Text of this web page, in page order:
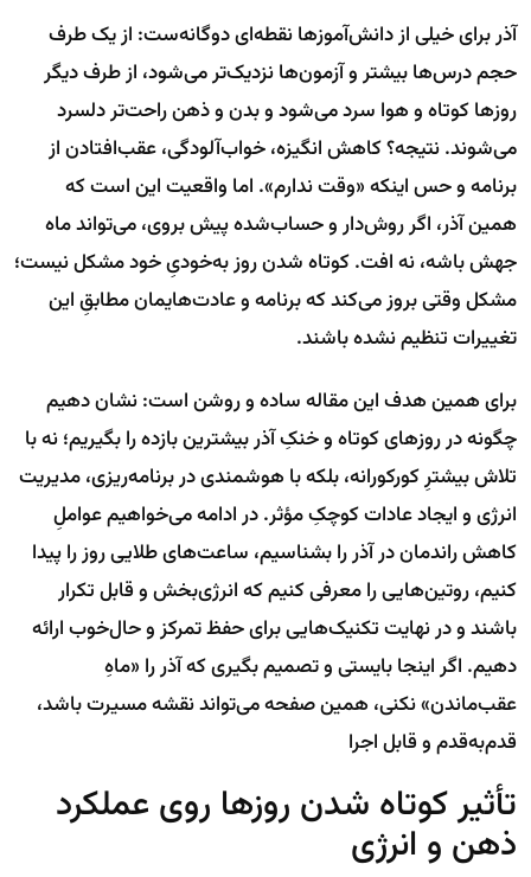
آذر برای خیلی از دانش‌آموزها نقطه‌ای دوگانه‌ست: از یک طرف
حجم درس‌ها بیشتر و آزمون‌ها نزدیک‌تر می‌شود، از طرف دیگر
روزها کوتاه و هوا سرد می‌شود و بدن و ذهن راحت‌تر دلسرد
می‌شوند. نتیجه؟ کاهش انگیزه، خواب‌آلودگی، عقب‌افتادن از
برنامه و حس اینکه «وقت ندارم». اما واقعیت این است که
همین آذر، اگر روش‌دار و حساب‌شده پیش بروی، می‌تواند ماه
جهش باشه، نه افت. کوتاه شدن روز به‌خودیِ خود مشکل نیست؛
مشکل وقتی بروز می‌کند که برنامه و عادت‌هایمان مطابقِ این
تغییرات تنظیم نشده باشند.
برای همین هدف این مقاله ساده و روشن است: نشان دهیم
چگونه در روزهای کوتاه و خنکِ آذر بیشترین بازده را بگیریم؛ نه با
تلاش بیشترِ کورکورانه، بلکه با هوشمندی در برنامه‌ریزی، مدیریت
انرژی و ایجاد عادات کوچکِ مؤثر. در ادامه می‌خواهیم عواملِ
کاهش راندمان در آذر را بشناسیم، ساعت‌های طلایی روز را پیدا
کنیم، روتین‌هایی را معرفی کنیم که انرژی‌بخش و قابل تکرار
باشند و در نهایت تکنیک‌هایی برای حفظ تمرکز و حال‌خوب ارائه
دهیم. اگر اینجا بایستی و تصمیم بگیری که آذر را «ماهِ
عقب‌ماندن» نکنی، همین صفحه می‌تواند نقشه مسیرت باشد،
قدم‌به‌قدم و قابل اجرا
تأثیر کوتاه شدن روزها روی عملکرد
ذهن و انرژی